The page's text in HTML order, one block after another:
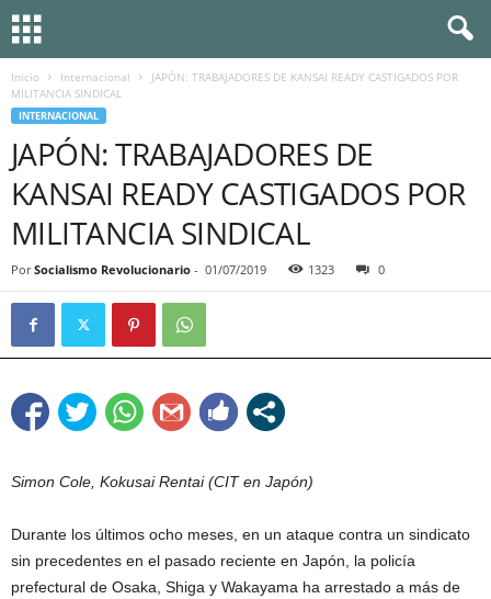
Inicio Internacional
JAPÓN: TRABAJADORES DE KANSAI READY CASTIGADOS POR
MILITANCIA SINDICAL
INTERNACIONAL
JAPÓN: TRABAJADORES DE
KANSAI READY CASTIGADOS POR
MILITANCIA SINDICAL
Por Socialismo Revolucionario - 01/07/2019 1323 0
Simon Cole, Kokusai Rentai (CIT en Japón)
Durante los últimos ocho meses, en un ataque contra un sindicato
sin precedentes en el pasado reciente en Japón, la policía
prefectural de Osaka, Shiga y Wakayama ha arrestado a más de